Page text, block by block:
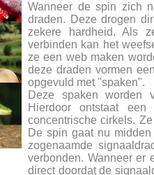
Wanneer de spin zich
draden. Deze drogen
zekere hardheid. Als
verbinden kan het
ze een web maken
deze draden vormen
opgevuld met "spaken".
Deze spaken worden
Hierdoor ontstaat
concentrische cirkels.
De spin gaat nu
zogenaamde
verbonden. Wanneer er
direct doordat de